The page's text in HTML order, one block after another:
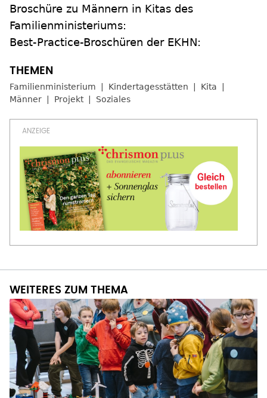
Broschüre zu Männern in Kitas des
Familienministeriums:
Best-Practice-Broschüren der EKHN:
Familienministerium Kindertagesstätten
Kita
Männer
Projekt Soziales
WEITERES ZUM THEMA